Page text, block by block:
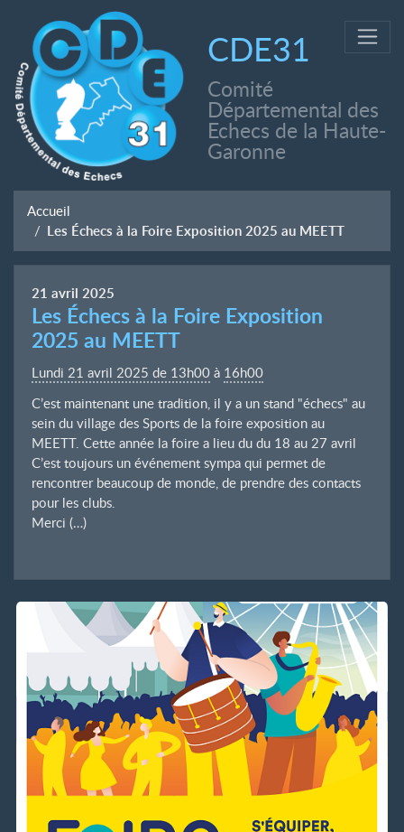
CDE31
Comité
Départemental des
Echecs de la Haute-
Garonne
Accueil
Les Échecs à la Foire Exposition 2025 au MEETT
21 avril 2025
Les Échecs à la Foire Exposition
2025 au MEETT
Lundi 21 avril 2025 de 13h00à 16h00
C’est maintenant une tradition, il y a un stand "échecs" au
sein du village des Sports de la foire exposition au
MEETT. Cette année la foire a lieu du du 18 au 27 avril
C’est toujours un événement sympa qui permet de
rencontrer beaucoup de monde, de prendre des contacts
pour les clubs.
Merci (…)